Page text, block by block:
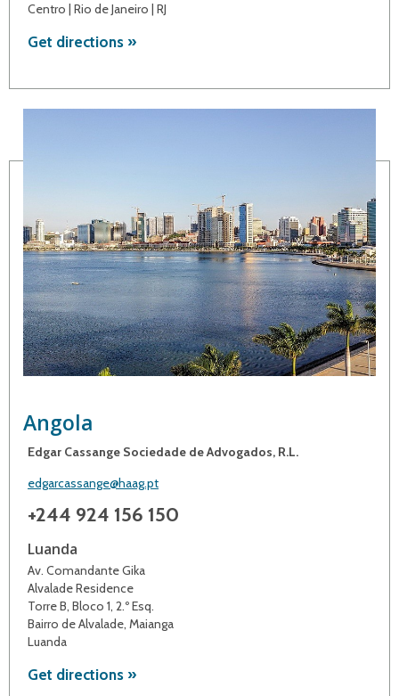
Centro | Rio de Janeiro | RJ
Get directions »
Angola
Edgar Cassange Sociedade de Advogados, R.L.
edgarcassange@haag.pt
+244 924 156 150
Luanda
Av. Comandante Gika
Alvalade Residence
Torre B, Bloco 1, 2.º Esq.
Bairro de Alvalade, Maianga
Luanda
Get directions »